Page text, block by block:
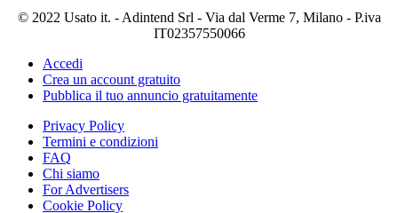
© 2022 Usato it. - Adintend Srl - Via dal Verme 7, Milano - P.iva
IT02357550066
Accedi
Crea un account gratuito
Pubblica il tuo annuncio gratuitamente
Privacy Policy
Termini e condizioni
FAQ
Chi siamo
For Advertisers
Cookie Policy